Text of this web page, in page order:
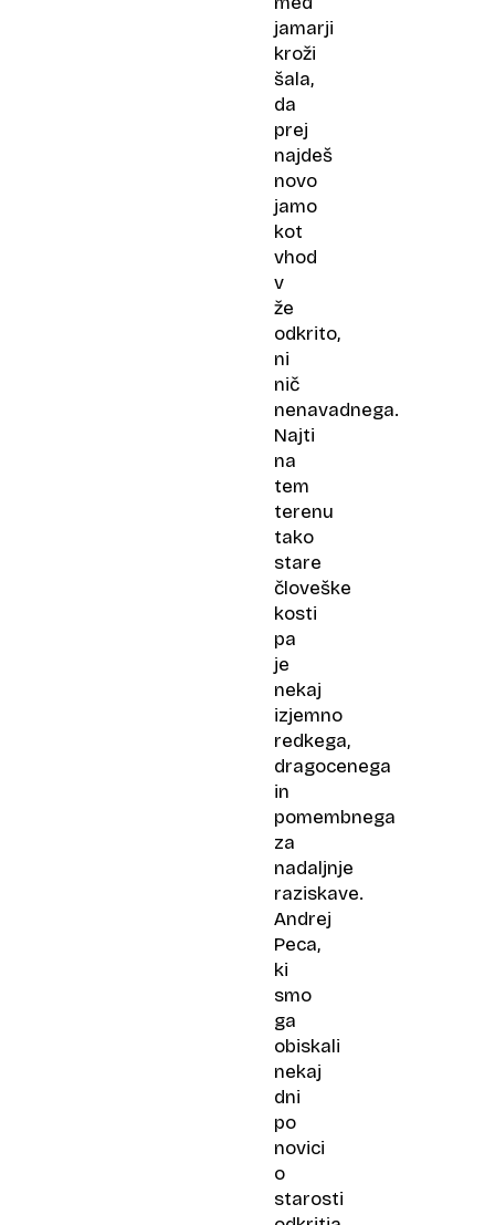
jamarji
kroži
šala,
da
prej
najdeš
novo
jamo
kot
vhod
v
že
odkrito,
ni
nič
nenavadnega.
Najti
na
tem
terenu
tako
stare
človeške
kosti
pa
je
nekaj
izjemno
redkega,
dragocenega
in
pomembnega
za
nadaljnje
raziskave.
Andrej
Peca,
ki
smo
ga
obiskali
nekaj
dni
po
novici
o
starosti